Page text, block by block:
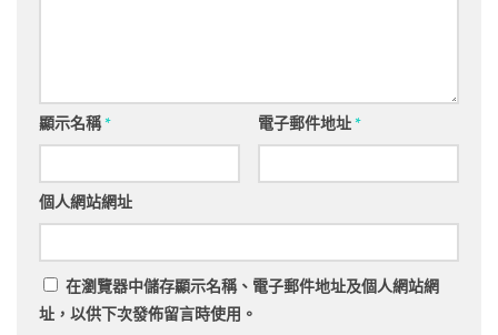
顯示名稱* 電子郵件地址*
個人網站網址
在瀏覽器中儲存顯示名稱、電子郵件地址及個人網站網
址，以供下次發佈留言時使用。